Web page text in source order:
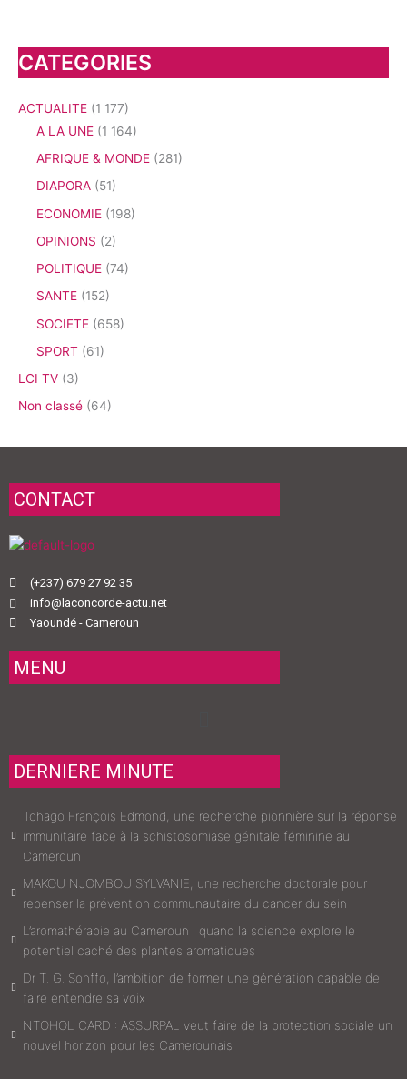
CATEGORIES
ACTUALITE (1 177)
A LA UNE (1 164)
AFRIQUE & MONDE (281)
DIAPORA (51)
ECONOMIE (198)
OPINIONS (2)
POLITIQUE (74)
SANTE (152)
SOCIETE (658)
SPORT (61)
LCI TV (3)
Non classé (64)
CONTACT
(+237) 679 27 92 35
info@laconcorde-actu.net
Yaoundé - Cameroun
MENU
DERNIERE MINUTE
Tchago François Edmond, une recherche pionnière sur la réponse
immunitaire face à la schistosomiase génitale féminine au
Cameroun
MAKOU NJOMBOU SYLVANIE, une recherche doctorale pour
repenser la prévention communautaire du cancer du sein
L’aromathérapie au Cameroun : quand la science explore le
potentiel caché des plantes aromatiques
Dr T. G. Sonffo, l’ambition de former une génération capable de
faire entendre sa voix
NTOHOL CARD : ASSURPAL veut faire de la protection sociale un
nouvel horizon pour les Camerounais